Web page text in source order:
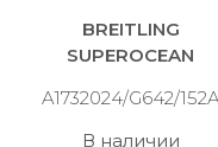
BREITLING
SUPEROCEAN
A1732024/G642/
В наличии